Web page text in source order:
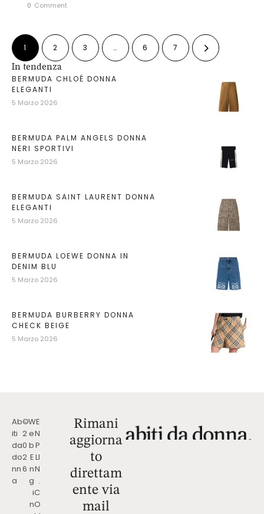
0 Comment
1 2 3 … 6 7
In tendenza
BERMUDA CHLOÉ DONNA
ELEGANTI
5 Marzo 2026
BERMUDA PALM ANGELS DONNA
NERI SPORTIVI
5 Marzo 2026
BERMUDA SAINT LAURENT DONNA
ELEGANTI
5 Marzo 2026
BERMUDA LOEWE DONNA IN
DENIM BLU
5 Marzo 2026
BERMUDA BURBERRY DONNA
CHECK BEIGE
5 Marzo 2026
Ab
iti
da
do
nn
a
©
2
0
2
6
W
e
b
E
n
g
i
n
E
N
P
LI
N
.
C
O
Rimani
aggiorna
to
direttam
ente via
mail